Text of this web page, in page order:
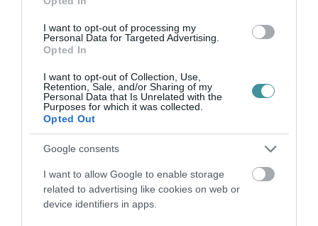
I want to opt-out of processing my
Personal Data for Targeted Advertising.
Opted In
I want to opt-out of Collection, Use,
Retention, Sale, and/or Sharing of my
Personal Data that Is Unrelated with the
Purposes for which it was collected.
Opted Out
Google consents
I want to allow Google to enable storage
related to advertising like cookies on web or
device identifiers in apps.
HÉTFŐ ESTÉTŐL ÚJABB TURBINA TERMEL
ÁRAMOT PAKSON
MAGYAR PÉTERÉK A MARGITSZIGETEN